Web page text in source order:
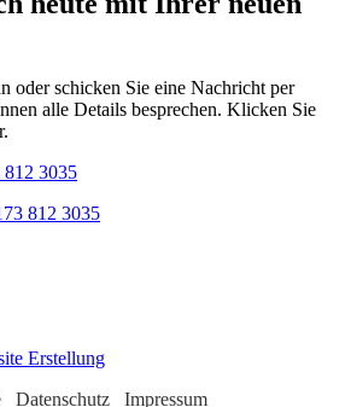
oder schicken Sie eine Nachricht per
alle Details besprechen. Klicken Sie
812 3035
812 3035
Datenschutz Impressum